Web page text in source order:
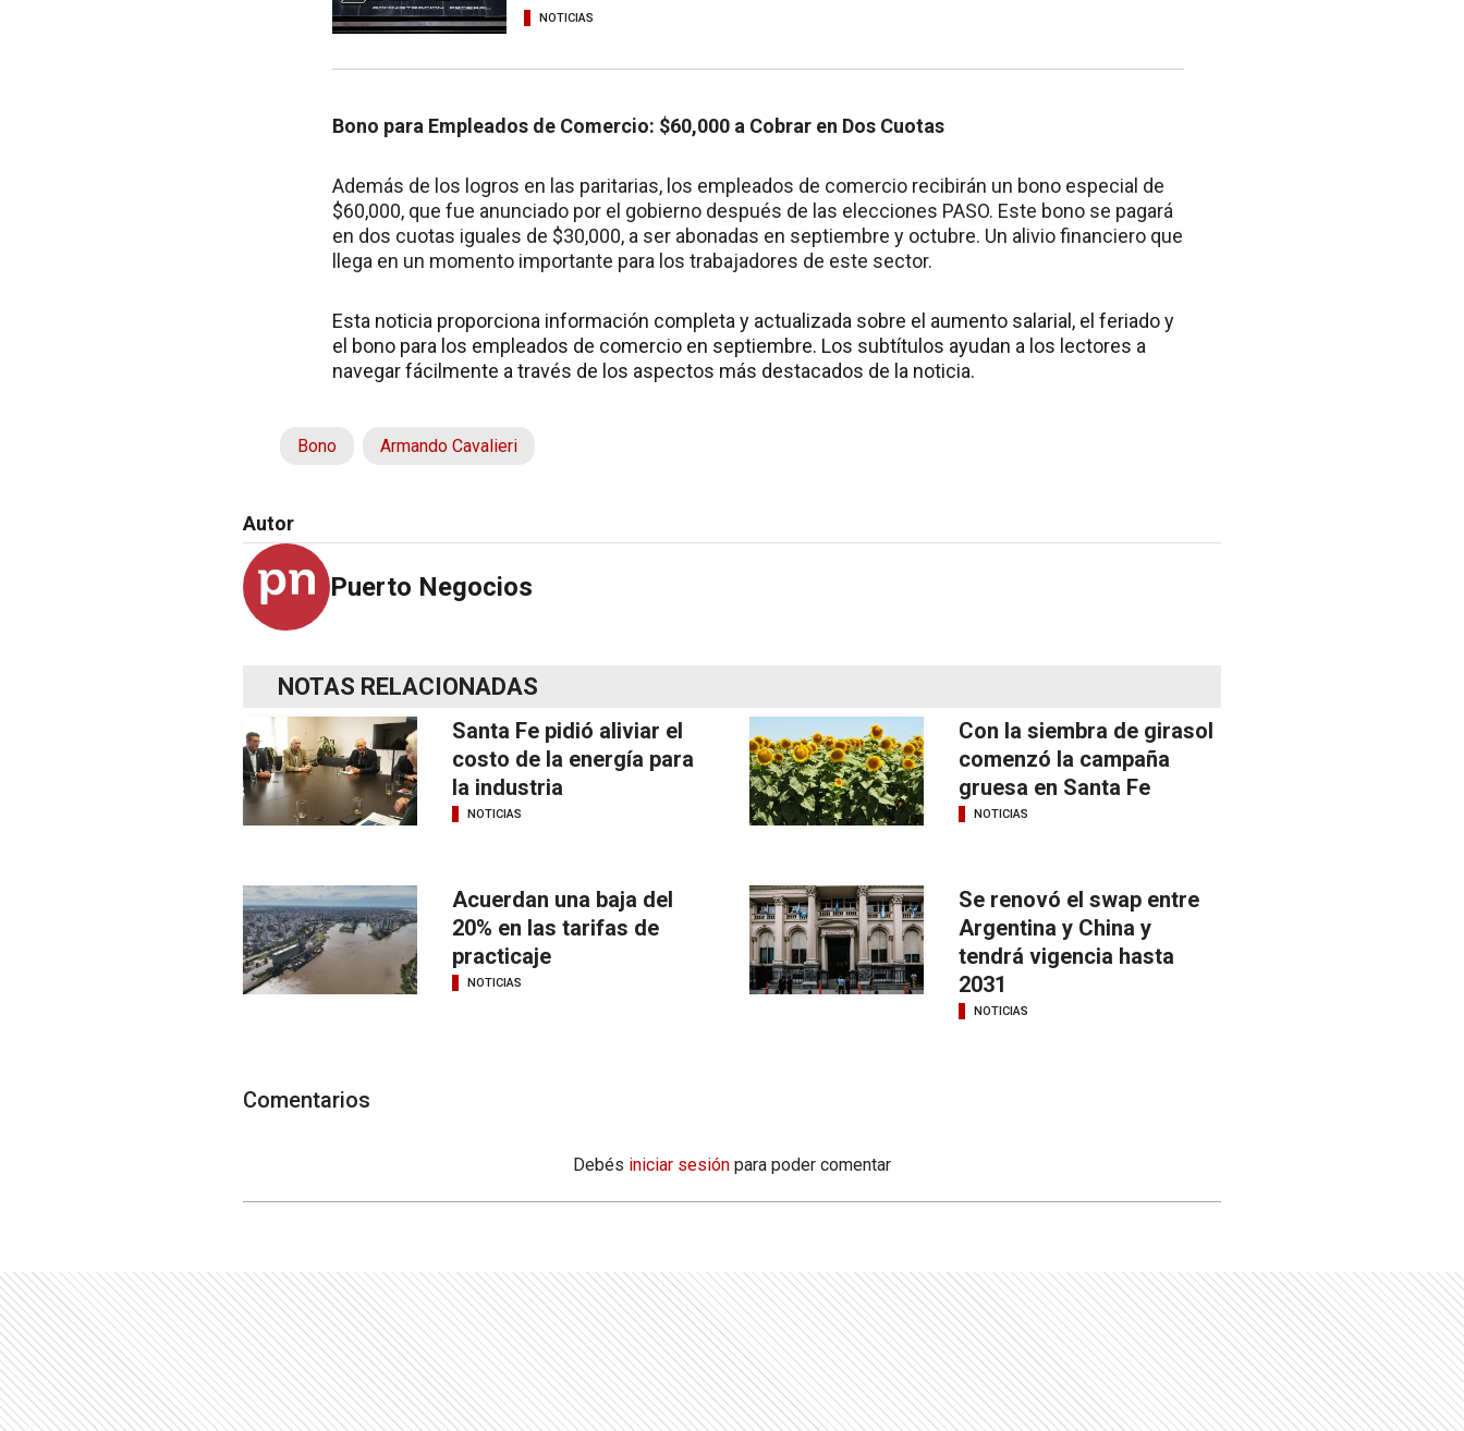
NOTICIAS
Bono para Empleados de Comercio: $60,000 a Cobrar en Dos Cuotas
Además de los logros en las paritarias, los empleados de comercio recibirán un bono especial de
$60,000, que fue anunciado por el gobierno después de las elecciones PASO. Este bono se pagará
en dos cuotas iguales de $30,000, a ser abonadas en septiembre y octubre. Un alivio financiero que
llega en un momento importante para los trabajadores de este sector.
Esta noticia proporciona información completa y actualizada sobre el aumento salarial, el feriado y
el bono para los empleados de comercio en septiembre. Los subtítulos ayudan a los lectores a
navegar fácilmente a través de los aspectos más destacados de la noticia.
Bono Armando Cavalieri
Autor
Puerto Negocios
NOTAS RELACIONADAS
Santa Fe pidió aliviar el
costo de la energía para
la industria
NOTICIAS
Con la siembra de girasol
comenzó la campaña
gruesa en Santa Fe
NOTICIAS
Acuerdan una baja del
20% en las tarifas de
practicaje
NOTICIAS
Se renovó el swap entre
Argentina y China y
tendrá vigencia hasta
2031
NOTICIAS
Comentarios
Debés iniciar sesión para poder comentar